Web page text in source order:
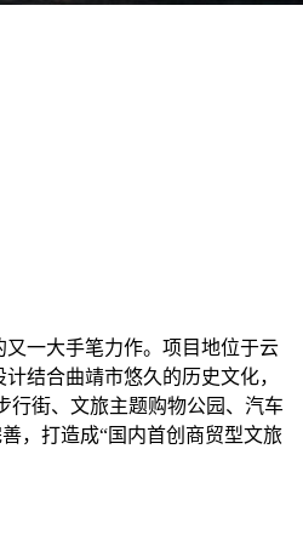
一大手笔力作。项目地位于云
结合曲靖市悠久的历史文化，
行街、文旅主题购物公园、汽车
，打造成“国内首创商贸型文旅